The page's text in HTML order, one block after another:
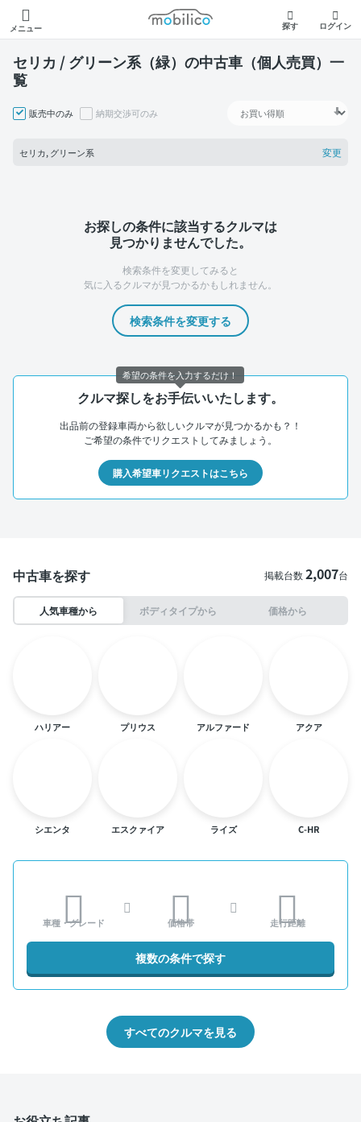
メニュー
モビリコ
探す ログイン
セリカ / グリーン系（緑）の中古車（個人売買）一
覧
販売中のみ 納期交渉可のみ
セリカ, グリーン系 変更
お探しの条件に該当するクルマは
見つかりませんでした。
検索条件を変更してみると
気に入るクルマが見つかるかもしれません。
検索条件を変更する
クルマ探しをお手伝いいたします。
出品前の登録車両から欲しいクルマが見つかるかも？！
ご希望の条件でリクエストしてみましょう。
購入希望車リクエストはこちら
中古車を探す 掲載台数2,007台
人気車種から ボディタイプから 価格から
ハリアー プリウス アルファード アクア
シエンタ エスクァイア ライズ C-HR
車種・グレード 価格帯 走行距離
複数の条件で探す
すべてのクルマを見る
希望の条件を入力するだけ！